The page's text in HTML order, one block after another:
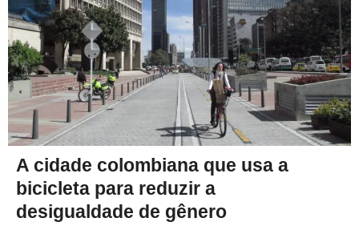
A cidade colombiana que usa a
bicicleta para reduzir a
desigualdade de gênero